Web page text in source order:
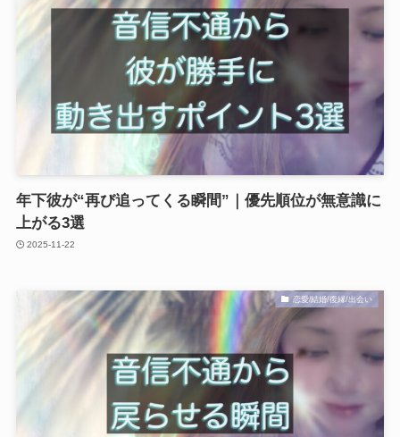
年下彼が“再び追ってくる瞬間”｜優先順位が無意識に
上がる3選
2025-11-22
恋愛/結婚/復縁/出会い